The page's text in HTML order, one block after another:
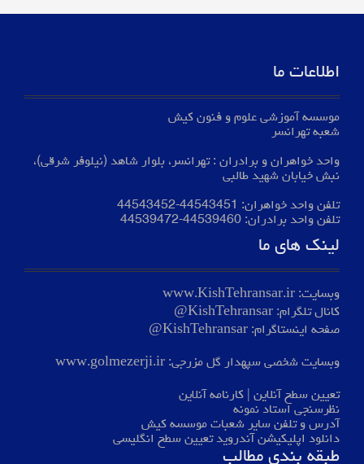
اطلاعات ما
موسسه آموزشی علوم و فنون کیش
شعبه تهرانسر
واحد خواهران و برادران : تهرانسر، بلوار شاهد (نیلوفر شرقی)،
نبش خیابان شهید طالبی
تلفن واحد خواهران: 44543451
-
44543452
تلفن واحد برادران: 44539460
-
44539472
لینک های ما
وبسایت: www.KishTehransar.ir
کانال تلگرام: KishTehransar@
صفحه اینستاگرام: KishTehransar@
وبسایت شخصی سپهدار گل مزرجی: www.golmezerji.ir
تعیین سطح آنلاین
کارنامه آنلاین
نظرسنجی استاد نمونه
آدرس و تلفن سایر شعبات موسسه کیش
دانلود اپلیکیشن آندروید تعیین سطح انگلیسی
طبقه بندی مطالب